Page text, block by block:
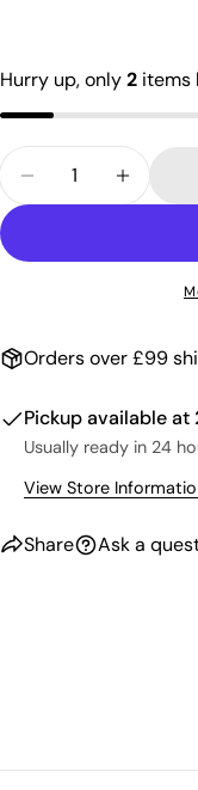
Hurry up, only2 items
Orders over £99
Pickup available at
Usually ready in 24
View Store
Share Ask a